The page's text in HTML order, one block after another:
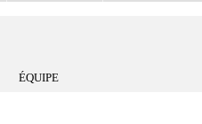
ÉQUIPE